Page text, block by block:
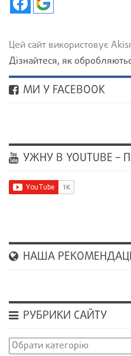
Цей сайт використовує
Дізнайтеся, як
МИ У FACEBOOK
УЖНУ В YOUTUBE –
НАША
РУБРИКИ САЙТУ
Рубрики